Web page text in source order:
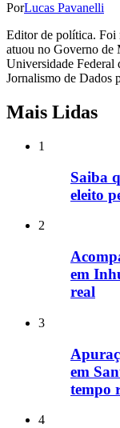
PorLucas Pavanelli
Editor de política. Foi
atuou no Governo de
Universidade
Jornalismo de Dados
Mais Lidas
1
Saiba
eleito
2
em
real
3
em
tempo
4